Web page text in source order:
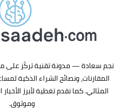
نجم سعادة— مدونة تقنية تركّز على
المقارنات، ونصائح الشراء الذكية
المثالي. كما نقدم تغطية لأبرز
وموثوق.